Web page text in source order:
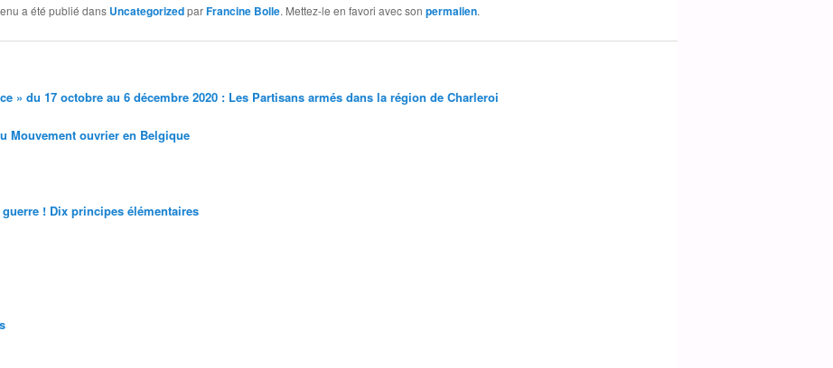
a été publié dans UncategorizedparFrancine Bolle. Mettez-le en favori avec son permalien.
» du 17 octobre au 6 décembre 2020 : Les Partisans armés dans la région de Charleroi
Mouvement ouvrier en Belgique
! Dix principes élémentaires